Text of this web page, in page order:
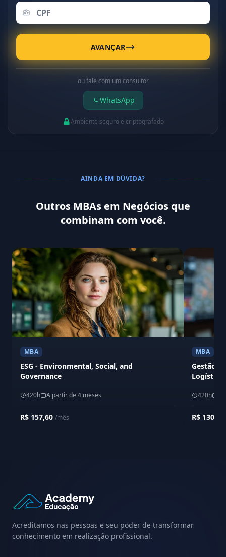
AVANÇAR
ou fale com um consultor
WhatsApp
Ambiente seguro e criptografado
AINDA EM DÚVIDA?
Outros MBAs em Negócios que
combinam com você.
MBA
ESG - Environmental, Social, and
Governance
420h A partir de 4 meses
R$ 157,60 /mês
MBA
Gestão
Logísticas
420h
R$ 130,00
Acreditamos nas pessoas e seu poder de transformar
conhecimento em realização profissional.